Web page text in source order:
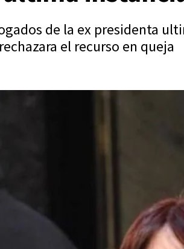
de la ex presidenta
el recurso en queja